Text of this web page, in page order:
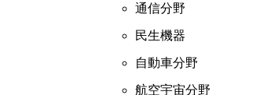
通信分野
民生機器
自動車分野
航空宇宙分野